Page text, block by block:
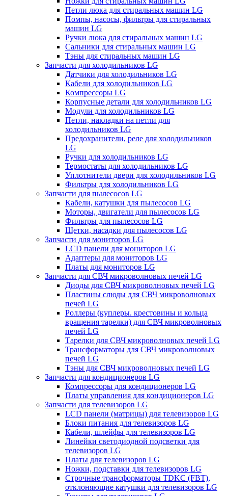
Петли люка для стиральных машин LG
Помпы, насосы, фильтры для стиральных
машин LG
Ручки люка для стиральных машин LG
Сальники для стиральных машин LG
Тэны для стиральных машин LG
Запчасти для холодильников LG
Датчики для холодильников LG
Кабели для холодильников LG
Компрессоры LG
Корпусные детали для холодильников LG
Модули для холодильников LG
Петли, накладки на петли для
холодильников LG
Предохранители, реле для холодильников
LG
Ручки для холодильников LG
Термостаты для холодильников LG
Уплотнители двери для холодильников LG
Фильтры для холодильников LG
Запчасти для пылесосов LG
Кабели, катушки для пылесосов LG
Моторы, двигатели для пылесосов LG
Фильтры для пылесосов LG
Щетки, насадки для пылесосов LG
Запчасти для мониторов LG
LCD панели для мониторов LG
Адаптеры для мониторов LG
Платы для мониторов LG
Запчасти для СВЧ микроволновых печей LG
Диоды для СВЧ микроволновых печей LG
Пластины слюды для СВЧ микроволновых
печей LG
Роллеры (куплеры. крестовины и кольца
вращения тарелки) для СВЧ микроволновых
печей LG
Тарелки для СВЧ микроволновых печей LG
Трансформаторы для СВЧ микроволновых
печей LG
Тэны для СВЧ микроволновых печей LG
Запчасти для кондиционеров LG
Компрессоры для кондиционеров LG
Платы управления для кондиционеров LG
Запчасти для телевизоров LG
LCD панели (матрицы) для телевизоров LG
Блоки питания для телевизоров LG
Кабели, шлейфы для телевизоров LG
Линейки светодиодной подсветки для
телевизоров LG
Платы для телевизоров LG
Ножки, подставки для телевизоров LG
Строчные трансформаторы TDKC (FBT),
отклоняющие катушки для телевизоров LG